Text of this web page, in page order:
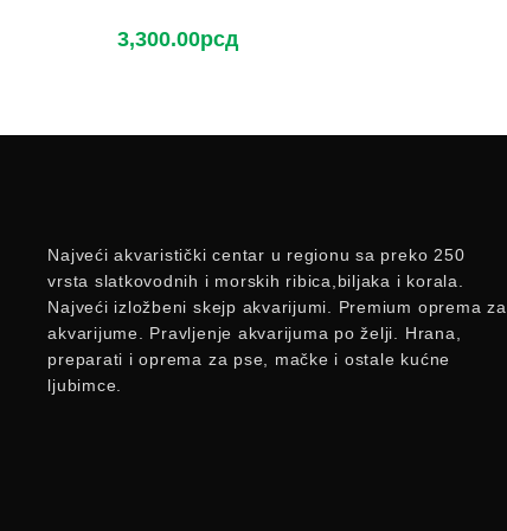
3,300.00рсд
Najveći akvaristički centar u regionu sa preko 250
vrsta slatkovodnih i morskih ribica,biljaka i korala.
Najveći izložbeni skejp akvarijumi. Premium oprema za
akvarijume. Pravljenje akvarijuma po želji. Hrana,
preparati i oprema za pse, mačke i ostale kućne
ljubimce.